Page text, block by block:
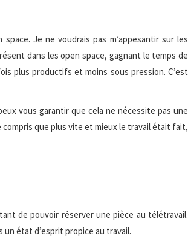
Je ne voudrais pas m’appesantir sur les
dans les open space, gagnant le temps de
plus productifs et moins sous pression. C’est
vous garantir que cela ne nécessite pas une
que plus vite et mieux le travail était fait,
de pouvoir réserver une pièce au télétravail.
état d’esprit propice au travail.